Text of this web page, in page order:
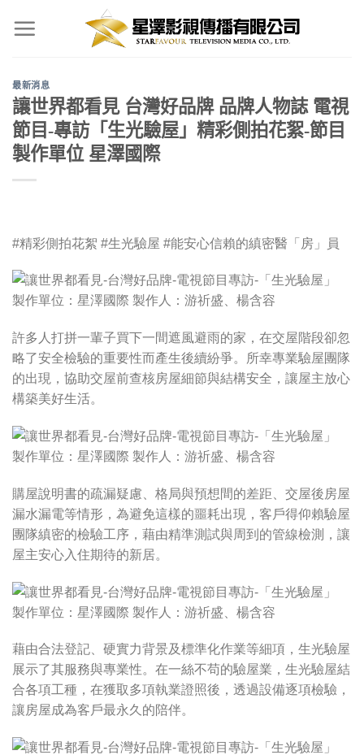
最新消息
讓世界都看見 台灣好品牌 品牌人物誌 電視
節目-專訪「生光驗屋」精彩側拍花絮-節目
製作單位 星澤國際
#精彩側拍花絮 #生光驗屋 #能安心信賴的縝密醫「房」員
許多人打拼一輩子買下一間遮風避雨的家，在交屋階段卻忽
略了安全檢驗的重要性而產生後續紛爭。所幸專業驗屋團隊
的出現，協助交屋前查核房屋細節與結構安全，讓屋主放心
構築美好生活。
購屋說明書的疏漏疑慮、格局與預想間的差距、交屋後房屋
漏水漏電等情形，為避免這樣的噩耗出現，客戶得仰賴驗屋
團隊縝密的檢驗工序，藉由精準測試與周到的管線檢測，讓
屋主安心入住期待的新居。
藉由合法登記、硬實力背景及標準化作業等細項，生光驗屋
展示了其服務與專業性。在一絲不苟的驗屋業，生光驗屋結
合各項工種，在獲取多項執業證照後，透過設備逐項檢驗，
讓房屋成為客戶最永久的陪伴。